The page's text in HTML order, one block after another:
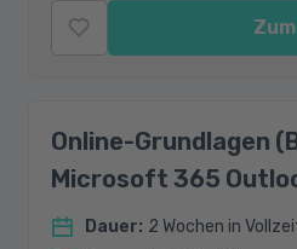
Online-Grundlagen
Microsoft 365
Dauer: 2 Wochen in